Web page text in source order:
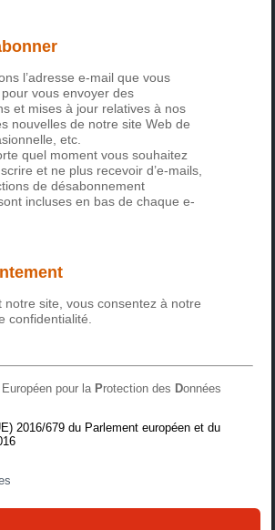
l’adresse e-mail que vous
vous envoyer des
et mises à jour relatives à nos
nouvelles de notre site Web de
etc.
quel moment vous souhaitez
et ne plus recevoir d’e-mails,
de désabonnement
incluses en bas de chaque e-
notre site, vous consentez à notre
confidentialité.
pour la Protection des Données
2016/679 du Parlement européen et du